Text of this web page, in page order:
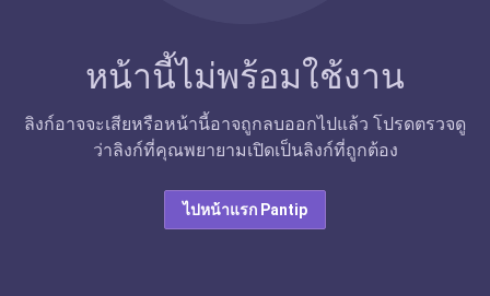
หน้านี้ไม่พร้อมใช้งาน
ลิงก์อาจจะเสียหรือหน้านี้อาจถูกลบออกไปแล้ว โปรดตรวจดู
ว่าลิงก์ที่คุณพยายามเปิดเป็นลิงก์ที่ถูกต้อง
ไปหน้าแรก Pantip